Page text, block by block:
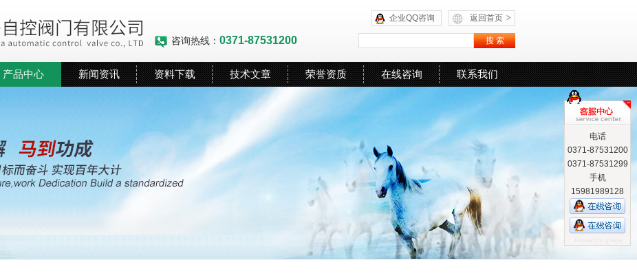
返回首页 >
企业QQ咨询
咨询热线： 0371-87531200
产品中心 新闻资讯 资料下载 技术文章 荣誉资质 在线咨询 联系我们
电话
0371-87531200
0371-87531299
手机
15981989128